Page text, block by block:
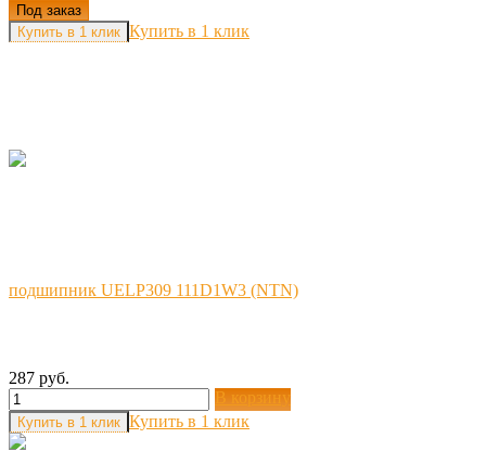
Под заказ
Купить в 1 клик
подшипник UELP309 111D1W3 (NTN)
287 руб.
В корзину
Купить в 1 клик